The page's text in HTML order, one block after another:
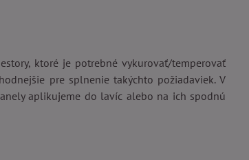
ktoré je potrebné vykurovať/temperovať
pre splnenie takýchto požiadaviek. V
aplikujeme do lavíc alebo na ich spodnú